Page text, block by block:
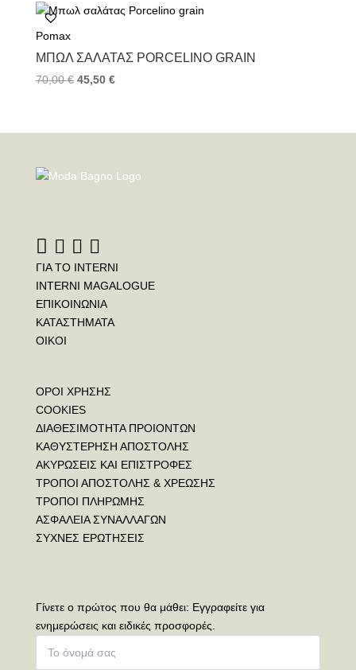
Pomax
ΜΠΩΛ ΣΑΛΆΤΑΣ PORCELINO GRAIN
70,00€ 45,50 €
ΓΙΑ ΤΟ INTERNI
INTERNI MAGALOGUE
ΕΠΙΚΟΙΝΩΝΙΑ
ΚΑΤΑΣΤΗΜΑΤΑ
ΟΙΚΟΙ
ΟΡΟΙ ΧΡΗΣΗΣ
COOKIES
ΔΙΑΘΕΣΙΜΟΤΗΤΑ ΠΡΟΙΟΝΤΩΝ
ΚΑΘΥΣΤΕΡΗΣΗ ΑΠΟΣΤΟΛΗΣ
ΑΚΥΡΩΣΕΙΣ ΚΑΙ ΕΠΙΣΤΡΟΦΕΣ
ΤΡΟΠΟΙ ΑΠΟΣΤΟΛΗΣ & ΧΡΕΩΣΗΣ
ΤΡΟΠΟΙ ΠΛΗΡΩΜΗΣ
ΑΣΦΑΛΕΙΑ ΣΥΝΑΛΛΑΓΩΝ
ΣΥΧΝΕΣ ΕΡΩΤΗΣΕΙΣ
Γίνετε ο πρώτος που θα μάθει: Εγγραφείτε για
ενημερώσεις και ειδικές προσφορές.